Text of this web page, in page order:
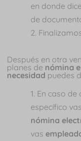
en donde dice
de
Después en otra
planes de nómina
necesidad puedes
En caso de
específico
nómina
vas